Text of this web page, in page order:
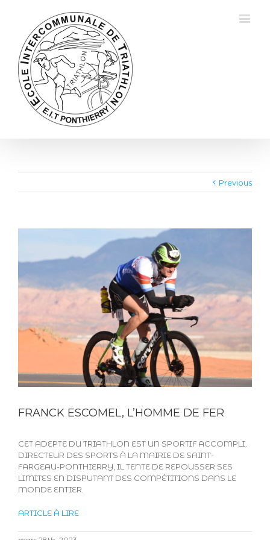
Previous
FRANCK ESCOMEL, L’HOMME DE FER
CET ADEPTE DU TRIATHLON EST UN SPORTIF ACCOMPLI.
DIRECTEUR DES SPORTS À LA MAIRIE DE SAINT-
FARGEAU-PONTHIERRY, IL TENTE DE REPOUSSER SES
LIMITES EN DISPUTANT DES COMPÉTITIONS DANS LE
MONDE ENTIER.
ARTICLE À LIRE